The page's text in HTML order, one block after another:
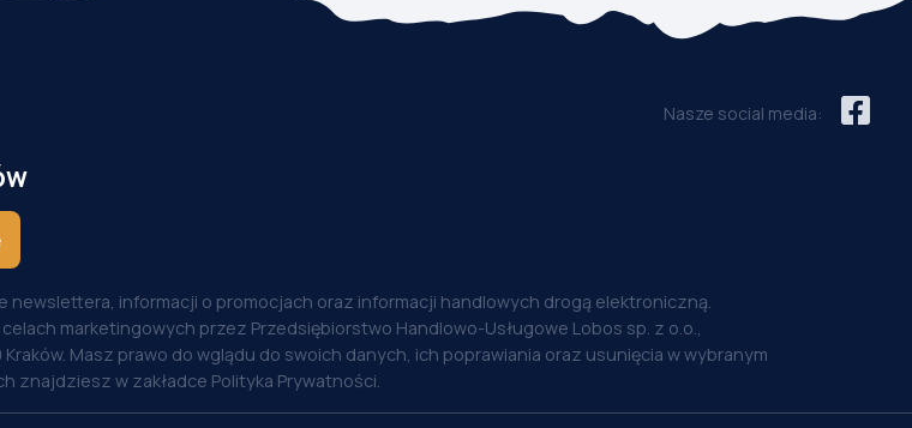
Nasze social media:
informacji o promocjach oraz informacji handlowych drogą elektroniczną.
marketingowych przez Przedsiębiorstwo Handlowo-Usługowe Lobos sp. z o.o.,
Masz prawo do wglądu do swoich danych, ich poprawiania oraz usunięcia w wybranym
znajdziesz w zakładce Polityka Prywatności.